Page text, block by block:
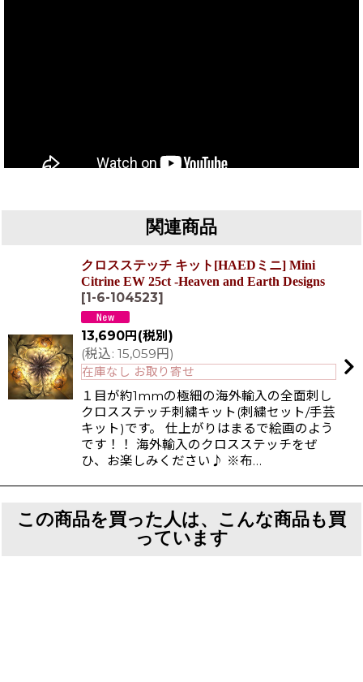
関連商品
クロスステッチ キット[HAEDミニ] Mini
Citrine EW 25ct -Heaven and Earth Designs
[1-6-104523]
13,690円(税別)
(税込: 15,059円)
在庫なし お取り寄せ
１目が約1mmの極細の海外輸入の全面刺し
クロスステッチ刺繍キット(刺繍セット/手芸
キット)です。 仕上がりはまるで絵画のよう
です！！ 海外輸入のクロスステッチをぜ
ひ、お楽しみください♪ ※布…
この商品を買った人は、こんな商品も買
っています